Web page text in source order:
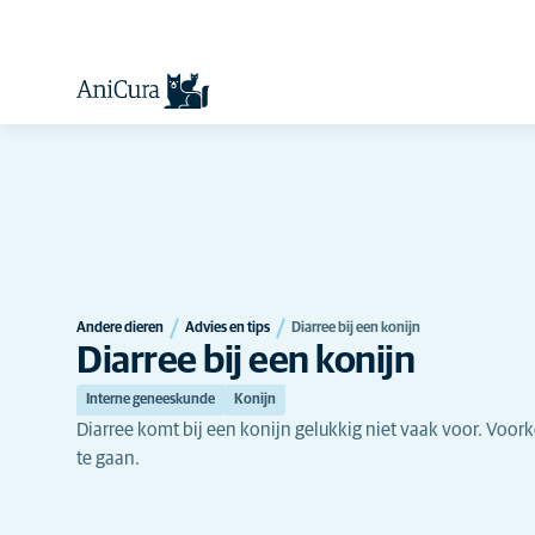
Andere dieren Advies en tips Diarree bij een konijn
Diarree bij een konijn
Interne geneeskunde Konijn
Diarree komt bij een konijn gelukkig niet vaak voor.
te gaan.